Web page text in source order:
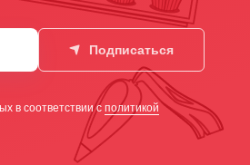
Подписаться
в соответствии с политикой